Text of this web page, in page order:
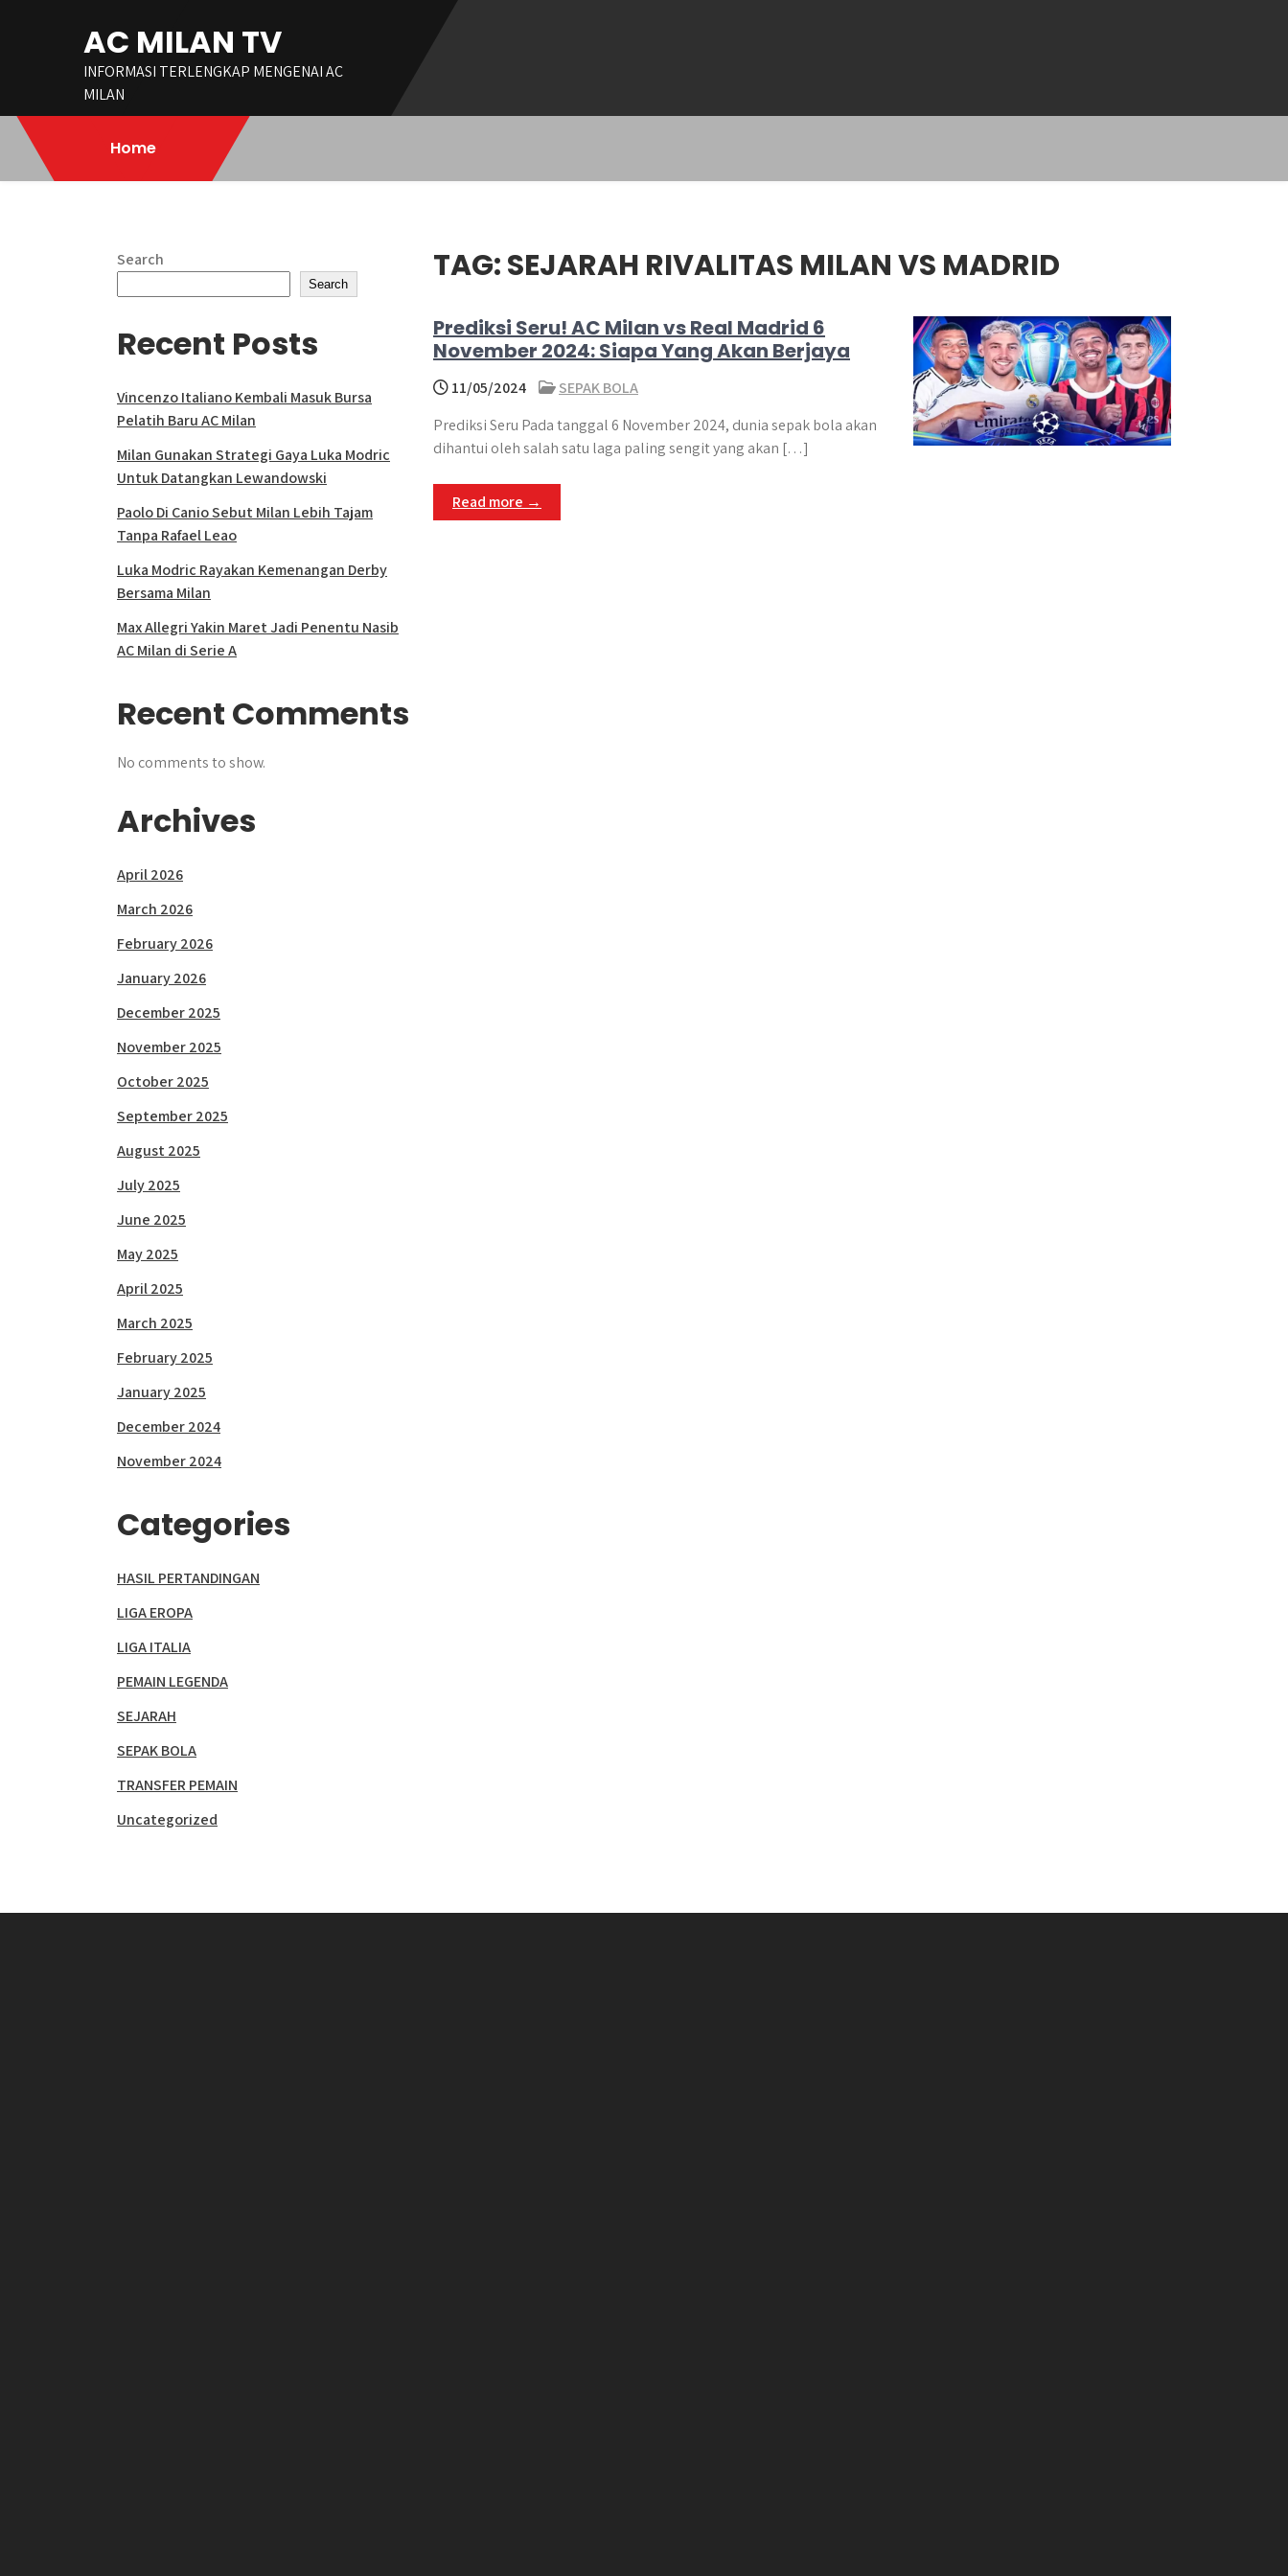
AC MILAN TV
INFORMASI TERLENGKAP MENGENAI AC
MILAN
Home
TAG:SEJARAH RIVALITAS MILAN VS MADRID
Prediksi Seru! AC Milan vs Real Madrid 6
November 2024: Siapa Yang Akan Berjaya
11/05/2024
SEPAK BOLA
Prediksi Seru Pada tanggal 6 November 2024, dunia sepak bola akan
dihantui oleh salah satu laga paling sengit yang akan […]
Read more →
Search
Search
Recent Posts
Vincenzo Italiano Kembali Masuk Bursa
Pelatih Baru AC Milan
Milan Gunakan Strategi Gaya Luka Modric
Untuk Datangkan Lewandowski
Paolo Di Canio Sebut Milan Lebih Tajam
Tanpa Rafael Leao
Luka Modric Rayakan Kemenangan Derby
Bersama Milan
Max Allegri Yakin Maret Jadi Penentu Nasib
AC Milan di Serie A
Recent Comments
No comments to show.
Archives
April 2026
March 2026
February 2026
January 2026
December 2025
November 2025
October 2025
September 2025
August 2025
July 2025
June 2025
May 2025
April 2025
March 2025
February 2025
January 2025
December 2024
November 2024
Categories
HASIL PERTANDINGAN
LIGA EROPA
LIGA ITALIA
PEMAIN LEGENDA
SEJARAH
SEPAK BOLA
TRANSFER PEMAIN
Uncategorized